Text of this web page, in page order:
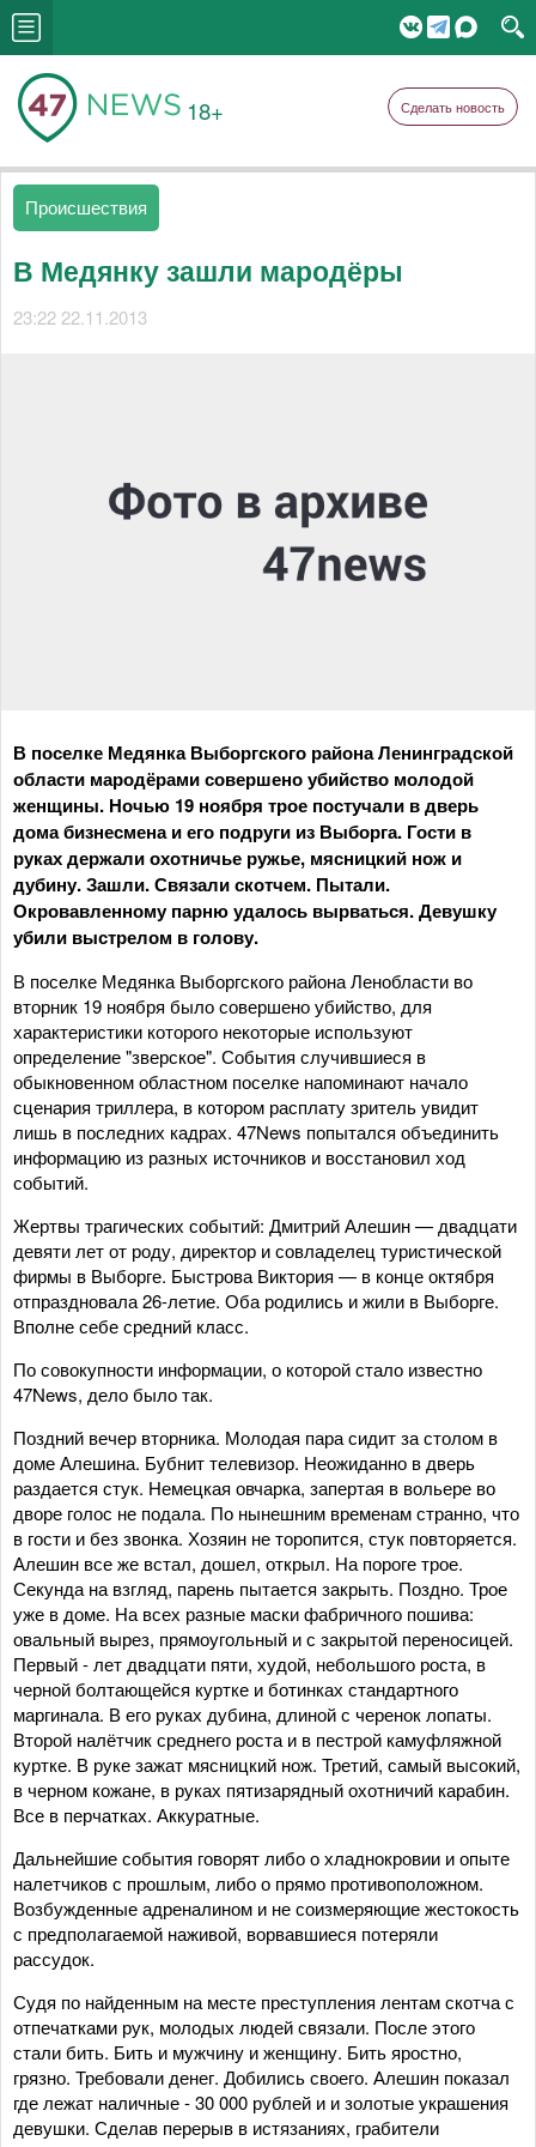
18+ Сделать новость
Происшествия
В Медянку зашли мародёры
23:22 22.11.2013
В поселке Медянка Выборгского района Ленинградской
области мародёрами совершено убийство молодой
женщины. Ночью 19 ноября трое постучали в дверь
дома бизнесмена и его подруги из Выборга. Гости в
руках держали охотничье ружье, мясницкий нож и
дубину. Зашли. Связали скотчем. Пытали.
Окровавленному парню удалось вырваться. Девушку
убили выстрелом в голову.
В поселке Медянка Выборгского района Ленобласти во
вторник 19 ноября было совершено убийство, для
характеристики которого некоторые используют
определение "зверское". События случившиеся в
обыкновенном областном поселке напоминают начало
сценария триллера, в котором расплату зритель увидит
лишь в последних кадрах. 47News попытался объединить
информацию из разных источников и восстановил ход
событий.
Жертвы трагических событий: Дмитрий Алешин — двадцати
девяти лет от роду, директор и совладелец туристической
фирмы в Выборге. Быстрова Виктория — в конце октября
отпраздновала 26-летие. Оба родились и жили в Выборге.
Вполне себе средний класс.
По совокупности информации, о которой стало известно
47News, дело было так.
Поздний вечер вторника. Молодая пара сидит за столом в
доме Алешина. Бубнит телевизор. Неожиданно в дверь
раздается стук. Немецкая овчарка, запертая в вольере во
дворе голос не подала. По нынешним временам странно, что
в гости и без звонка. Хозяин не торопится, стук повторяется.
Алешин все же встал, дошел, открыл. На пороге трое.
Секунда на взгляд, парень пытается закрыть. Поздно. Трое
уже в доме. На всех разные маски фабричного пошива:
овальный вырез, прямоугольный и с закрытой переносицей.
Первый - лет двадцати пяти, худой, небольшого роста, в
черной болтающейся куртке и ботинках стандартного
маргинала. В его руках дубина, длиной с черенок лопаты.
Второй налётчик среднего роста и в пестрой камуфляжной
куртке. В руке зажат мясницкий нож. Третий, самый высокий,
в черном кожане, в руках пятизарядный охотничий карабин.
Все в перчатках. Аккуратные.
Дальнейшие события говорят либо о хладнокровии и опыте
налетчиков с прошлым, либо о прямо противоположном.
Возбужденные адреналином и не соизмеряющие жестокость
с предполагаемой наживой, ворвавшиеся потеряли
рассудок.
Судя по найденным на месте преступления лентам скотча с
отпечатками рук, молодых людей связали. После этого
стали бить. Бить и мужчину и женщину. Бить яростно,
грязно. Требовали денег. Добились своего. Алешин показал
где лежат наличные - 30 000 рублей и и золотые украшения
девушки. Сделав перерыв в истязаниях, грабители